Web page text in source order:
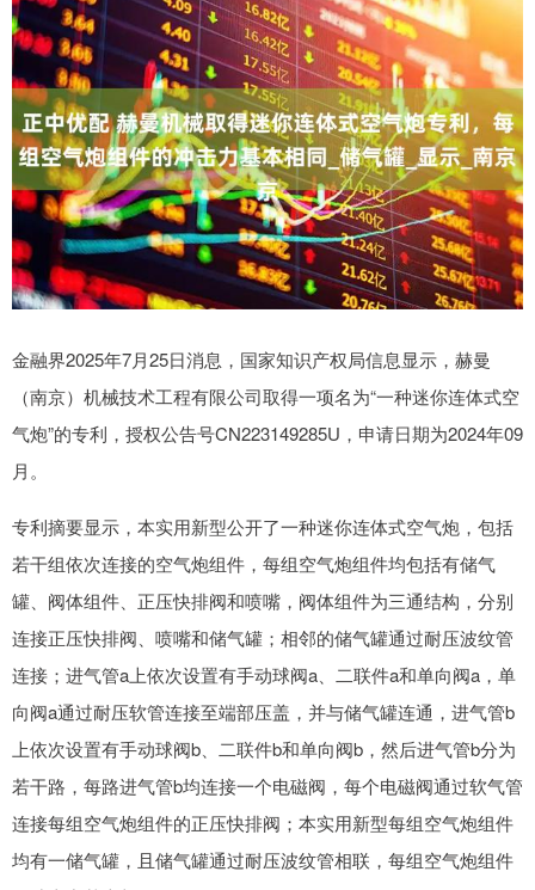
金融界2025年7月25日消息，国家知识产权局信息显示，赫曼
（南京）机械技术工程有限公司取得一项名为“一种迷你连体式空
气炮”的专利，授权公告号CN223149285U，申请日期为2024年09
月。
专利摘要显示，本实用新型公开了一种迷你连体式空气炮，包括
若干组依次连接的空气炮组件，每组空气炮组件均包括有储气
罐、阀体组件、正压快排阀和喷嘴，阀体组件为三通结构，分别
连接正压快排阀、喷嘴和储气罐；相邻的储气罐通过耐压波纹管
连接；进气管a上依次设置有手动球阀a、二联件a和单向阀a，单
向阀a通过耐压软管连接至端部压盖，并与储气罐连通，进气管b
上依次设置有手动球阀b、二联件b和单向阀b，然后进气管b分为
若干路，每路进气管b均连接一个电磁阀，每个电磁阀通过软气管
连接每组空气炮组件的正压快排阀；本实用新型每组空气炮组件
均有一储气罐，且储气罐通过耐压波纹管相联，每组空气炮组件